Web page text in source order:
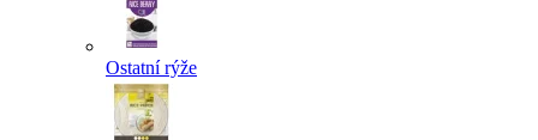
Ostatní rýže